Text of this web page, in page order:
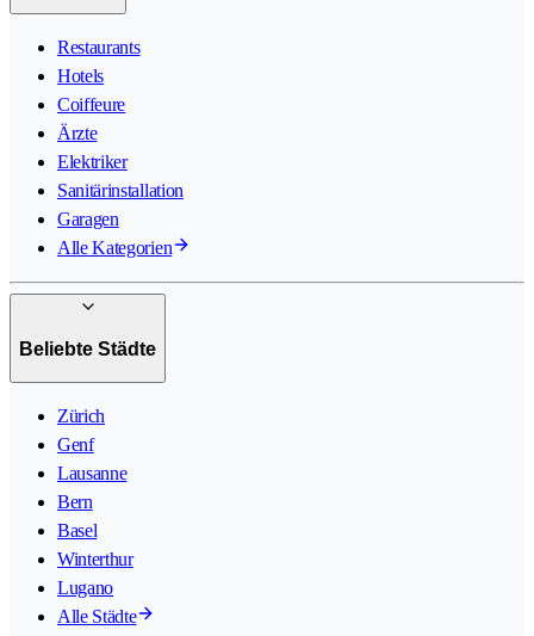
Restaurants
Hotels
Coiffeure
Ärzte
Elektriker
Sanitärinstallation
Garagen
Alle Kategorien
Beliebte Städte
Zürich
Genf
Lausanne
Bern
Basel
Winterthur
Lugano
Alle Städte